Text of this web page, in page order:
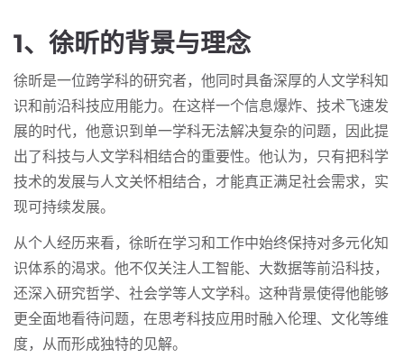
1、徐昕的背景与理念
徐昕是一位跨学科的研究者，他同时具备深厚的人文学科知
识和前沿科技应用能力。在这样一个信息爆炸、技术飞速发
展的时代，他意识到单一学科无法解决复杂的问题，因此提
出了科技与人文学科相结合的重要性。他认为，只有把科学
技术的发展与人文关怀相结合，才能真正满足社会需求，实
现可持续发展。
从个人经历来看，徐昕在学习和工作中始终保持对多元化知
识体系的渴求。他不仅关注人工智能、大数据等前沿科技，
还深入研究哲学、社会学等人文学科。这种背景使得他能够
更全面地看待问题，在思考科技应用时融入伦理、文化等维
度，从而形成独特的见解。